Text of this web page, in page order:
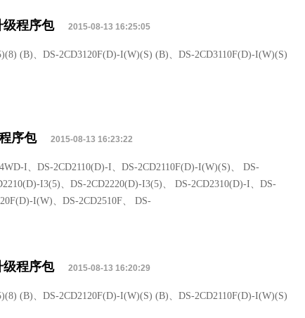
级程序包 2015-08-13 16:25:05
(B)、DS-2CD3120F(D)-I(W)(S) (B)、DS-2CD3110F(D)-I(W)(S)
序包 2015-08-13 16:23:22
I、DS-2CD2110(D)-I、DS-2CD2110F(D)-I(W)(S)、 DS-
I3(5)、DS-2CD2220(D)-I3(5)、 DS-2CD2310(D)-I、DS-
I(W)、DS-2CD2510F、 DS-
级程序包 2015-08-13 16:20:29
(B)、DS-2CD2120F(D)-I(W)(S) (B)、DS-2CD2110F(D)-I(W)(S)